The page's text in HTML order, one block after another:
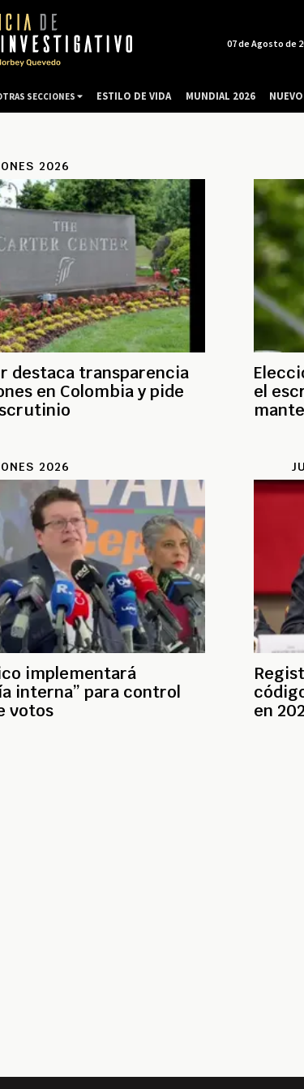
2026
destaca transparencia
en Colombia y pide
el
2026
implementará
interna” para control
votos
en
07 de Agosto de
SECCIONES ESTILO DE VIDA MUNDIAL 2026